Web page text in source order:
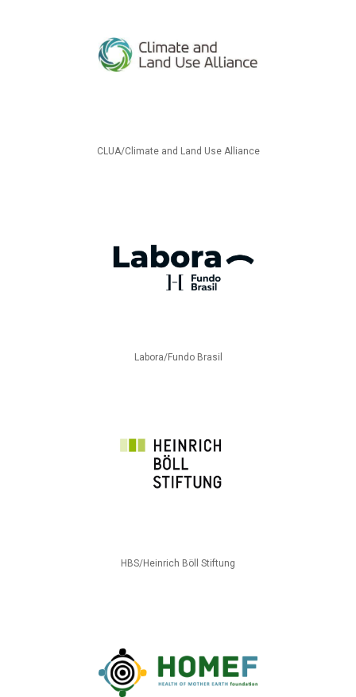
CLUA/Climate and Land Use Alliance
Labora/Fundo Brasil
HBS/Heinrich Böll Stiftung